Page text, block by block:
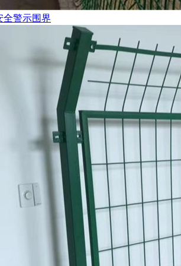
全警示围界